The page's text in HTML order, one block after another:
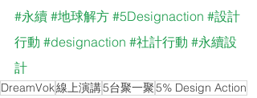
#永續 #地球解方 #5Designaction #設計
行動 #designaction #社計行動 #永續設
計
DreamVok線上演講5台聚一聚5% Design Action